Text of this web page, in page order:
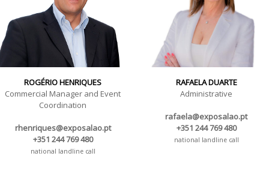
ROGÉRIO HENRIQUES
Commercial Manager and Event
Coordination
rhenriques@exposalao.pt
+351 244 769 480
national landline call
RAFAELA DUARTE
Administrative
rafaela@exposalao.pt
+351 244 769 480
national landline call